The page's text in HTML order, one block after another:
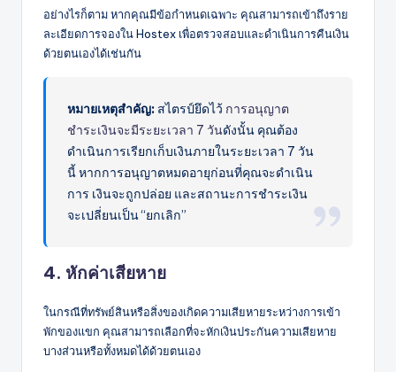
อย่างไรก็ตาม หากคุณมีข้อกำหนดเฉพาะ คุณสามารถเข้าถึงราย
ละเอียดการจองใน Hostex เพื่อตรวจสอบและดำเนินการคืนเงิน
ด้วยตนเองได้เช่นกัน
หมายเหตุสำคัญ: สไตรป์ยึดไว้ การอนุญาต
ชำระเงินจะมีระยะเวลา 7 วันดังนั้น คุณต้อง
ดำเนินการเรียกเก็บเงินภายในระยะเวลา 7 วัน
นี้ หากการอนุญาตหมดอายุก่อนที่คุณจะดำเนิน
การ เงินจะถูกปล่อย และสถานะการชำระเงิน
จะเปลี่ยนเป็น “ยกเลิก”
4. หักค่าเสียหาย
ในกรณีที่ทรัพย์สินหรือสิ่งของเกิดความเสียหายระหว่างการเข้า
พักของแขก คุณสามารถเลือกที่จะหักเงินประกันความเสียหาย
บางส่วนหรือทั้งหมดได้ด้วยตนเอง